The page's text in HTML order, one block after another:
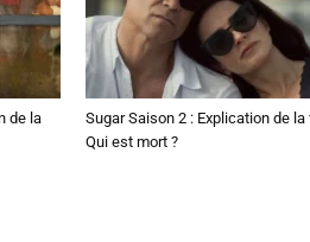
de la
Sugar Saison 2 : Explication de la
Qui est mort ?